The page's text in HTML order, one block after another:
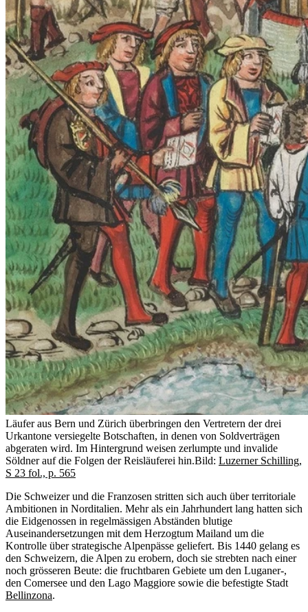
Läufer aus Bern und Zürich überbringen den Vertretern der drei
Urkantone versiegelte Botschaften, in denen von Soldverträgen
abgeraten wird. Im Hintergrund weisen zerlumpte und invalide
Söldner auf die Folgen der Reisläuferei hin.Bild: Luzerner Schilling,
S 23 fol., p. 565
Die Schweizer und die Franzosen stritten sich auch über territoriale
Ambitionen in Norditalien. Mehr als ein Jahrhundert lang hatten sich
die Eidgenossen in regelmässigen Abständen blutige
Auseinandersetzungen mit dem Herzogtum Mailand um die
Kontrolle über strategische Alpenpässe geliefert. Bis 1440 gelang es
den Schweizern, die Alpen zu erobern, doch sie strebten nach einer
noch grösseren Beute: die fruchtbaren Gebiete um den Luganer-,
den Comersee und den Lago Maggiore sowie die befestigte Stadt
Bellinzona.